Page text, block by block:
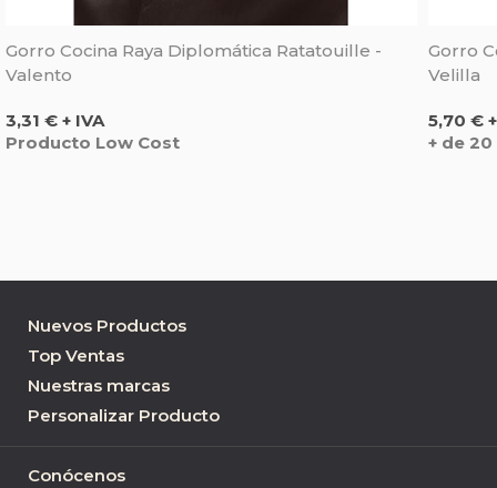
Gorro Cocina Raya Diplomática Ratatouille -
Valento
Precio
3,31 € + IVA
Producto Low Cost
Gorro
Velilla
Precio
5,70 €
+ de
Nuevos Productos
Top Ventas
Nuestras marcas
Personalizar Producto
Conócenos